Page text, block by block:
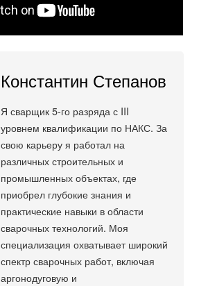
Константин Степанов
Я сварщик 5-го разряда с III
уровнем квалификации по НАКС. За
свою карьеру я работал на
различных строительных и
промышленных объектах, где
приобрел глубокие знания и
практические навыки в области
сварочных технологий. Моя
специализация охватывает широкий
спектр сварочных работ, включая
аргонодуговую и